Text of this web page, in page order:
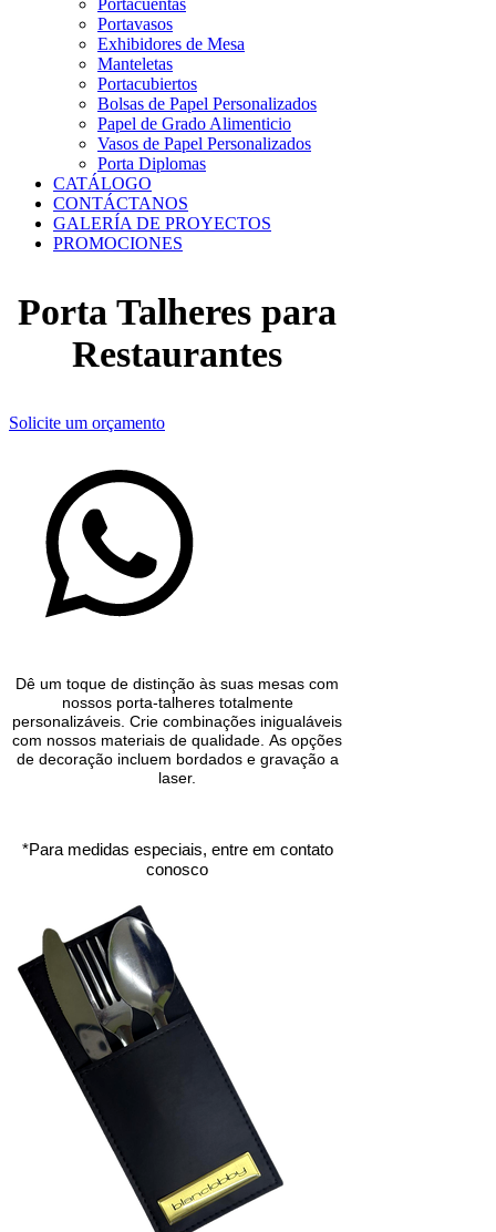
Portavasos
Exhibidores de Mesa
Manteletas
Portacubiertos
Bolsas de Papel Personalizados
Papel de Grado Alimenticio
Vasos de Papel Personalizados
Porta Diplomas
CATÁLOGO
CONTÁCTANOS
GALERÍA DE PROYECTOS
PROMOCIONES
Porta Talheres para
Restaurantes
Solicite um orçamento
Dê um toque de distinção às suas mesas com
nossos porta-talheres totalmente
personalizáveis. Crie combinações inigualáveis
com nossos materiais de qualidade. As opções
de decoração incluem bordados e gravação a
laser.
*Para medidas especiais, entre em contato
conosco